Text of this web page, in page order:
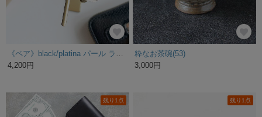
4,200円
粋なお茶碗(53)
3,000円
残り1点 残り1点